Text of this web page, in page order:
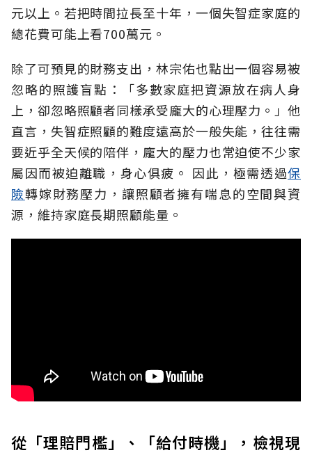
元以上。若把時間拉長至十年，一個失智症家庭的
總花費可能上看700萬元。
除了可預見的財務支出，林宗佑也點出一個容易被
忽略的照護盲點：「多數家庭把資源放在病人身
上，卻忽略照顧者同樣承受龐大的心理壓力。」他
直言，失智症照顧的難度遠高於一般失能，往往需
要近乎全天候的陪伴，龐大的壓力也常迫使不少家
屬因而被迫離職，身心俱疲。 因此，極需透過保
險轉嫁財務壓力，讓照顧者擁有喘息的空間與資
源，維持家庭長期照顧能量。
從「理賠門檻」、「給付時機」，檢視現